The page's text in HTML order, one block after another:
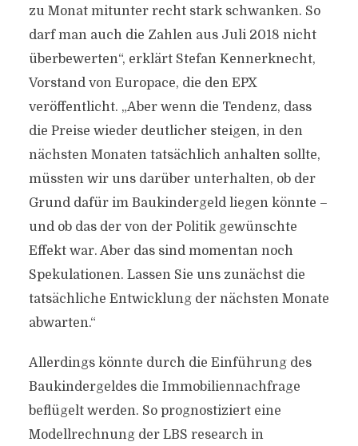
zu Monat mitunter recht stark schwanken. So
darf man auch die Zahlen aus Juli 2018 nicht
überbewerten“, erklärt Stefan Kennerknecht,
Vorstand von Europace, die den EPX
veröffentlicht. „Aber wenn die Tendenz, dass
die Preise wieder deutlicher steigen, in den
nächsten Monaten tatsächlich anhalten sollte,
müssten wir uns darüber unterhalten, ob der
Grund dafür im Baukindergeld liegen könnte –
und ob das der von der Politik gewünschte
Effekt war. Aber das sind momentan noch
Spekulationen. Lassen Sie uns zunächst die
tatsächliche Entwicklung der nächsten Monate
abwarten.“
Allerdings könnte durch die Einführung des
Baukindergeldes die Immobiliennachfrage
beflügelt werden. So prognostiziert eine
Modellrechnung der LBS research in